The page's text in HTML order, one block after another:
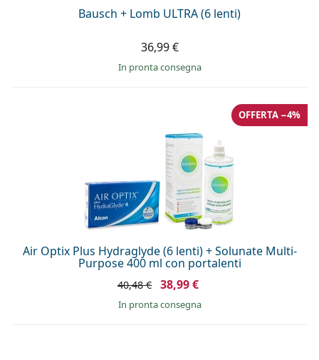
Bausch + Lomb ULTRA (6 lenti)
36,99 €
in pronta consegna
Air Optix Plus Hydraglyde (6 lenti) + Solunate Multi-
Purpose 400 ml con portalenti
OFFERTA −4%
40,48 € 38,99 €
in pronta consegna